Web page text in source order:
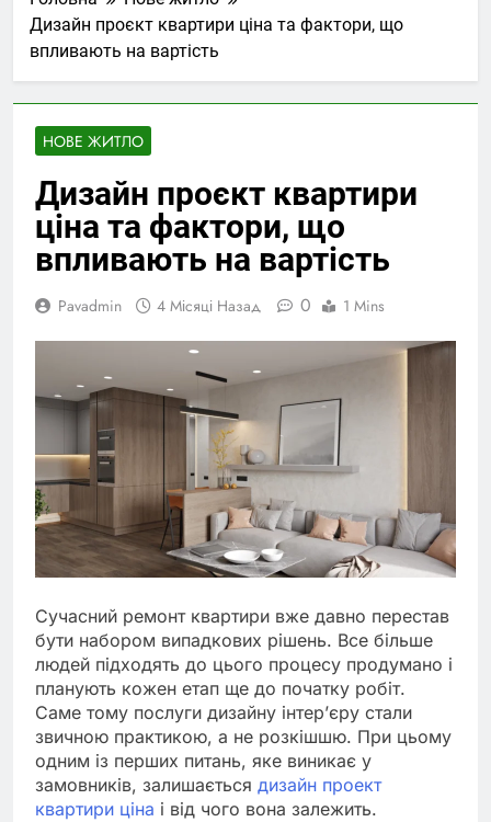
Дизайн проєкт квартири ціна та фактори, що
впливають на вартість
НОВЕ ЖИТЛО
Дизайн проєкт квартири
ціна та фактори, що
впливають на вартість
Pavadmin 4 Місяці Назад 0 1 Mins
Сучасний ремонт квартири вже давно перестав
бути набором випадкових рішень. Все більше
людей підходять до цього процесу продумано і
планують кожен етап ще до початку робіт.
Саме тому послуги дизайну інтер’єру стали
звичною практикою, а не розкішшю. При цьому
одним із перших питань, яке виникає у
замовників, залишається дизайн проект
квартири ціна і від чого вона залежить.